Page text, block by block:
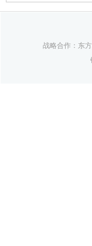
战略合作：东